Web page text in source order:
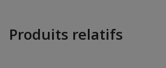
Produits relatifs